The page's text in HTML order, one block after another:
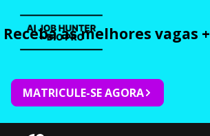
Receba as melhores vagas
MATRICULE-SE AGORA